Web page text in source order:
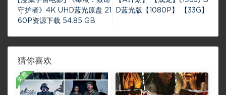
守护者》4K UHD蓝光原盘 21
60P资源下载 54.85 GB
D蓝光版【1080P】 【33G】
猜你喜欢
免费